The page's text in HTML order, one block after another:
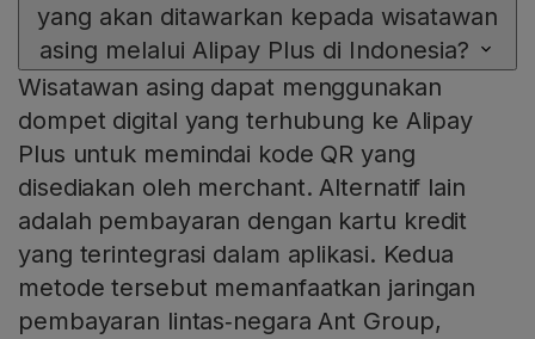
yang akan ditawarkan kepada wisatawan
asing melalui Alipay Plus di Indonesia?
Wisatawan asing dapat menggunakan
dompet digital yang terhubung ke Alipay
Plus untuk memindai kode QR yang
disediakan oleh merchant. Alternatif lain
adalah pembayaran dengan kartu kredit
yang terintegrasi dalam aplikasi. Kedua
metode tersebut memanfaatkan jaringan
pembayaran lintas‑negara Ant Group,